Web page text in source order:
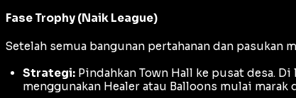
Fase Trophy (Naik League)
Setelah semua bangunan pertahanan dan pasukan
Strategi: Pindahkan Town Hall ke pusat desa.
menggunakan Healer atau Balloons mulai marak